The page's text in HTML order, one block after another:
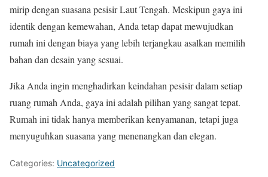
mirip dengan suasana pesisir Laut Tengah. Meskipun gaya ini
identik dengan kemewahan, Anda tetap dapat mewujudkan
rumah ini dengan biaya yang lebih terjangkau asalkan memilih
bahan dan desain yang sesuai.
Jika Anda ingin menghadirkan keindahan pesisir dalam setiap
ruang rumah Anda, gaya ini adalah pilihan yang sangat tepat.
Rumah ini tidak hanya memberikan kenyamanan, tetapi juga
menyuguhkan suasana yang menenangkan dan elegan.
Categories: Uncategorized